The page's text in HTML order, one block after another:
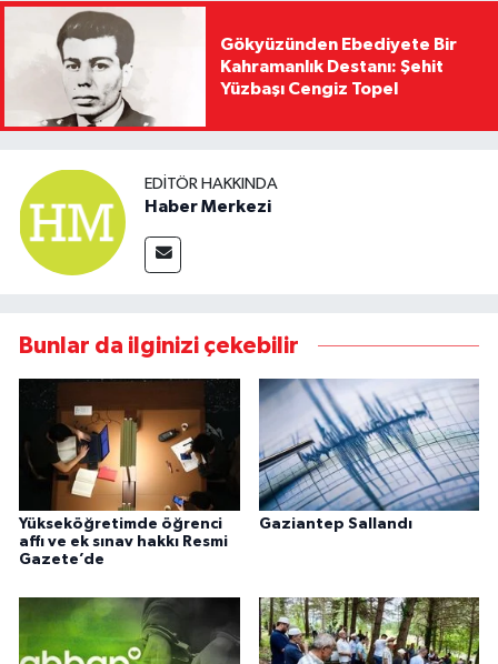
Gökyüzünden Ebediyete Bir
Kahramanlık Destanı: Şehit
Yüzbaşı Cengiz Topel
EDITÖR HAKKINDA
Haber Merkezi
Bunlar da ilginizi çekebilir
Yükseköğretimde öğrenci
affı ve ek sınav hakkı Resmi
Gazete’de
Gaziantep Sallandı